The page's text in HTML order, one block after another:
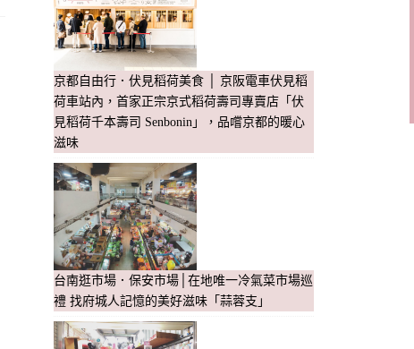
京都自由行．伏見稻荷美食 │ 京阪電車伏見稻
荷車站內，首家正宗京式稻荷壽司專賣店「伏
見稻荷千本壽司 Senbonin」，品嚐京都的暖心
滋味
台南逛市場．保安市場│在地唯一冷氣菜市場巡
禮 找府城人記憶的美好滋味「蒜蓉支」